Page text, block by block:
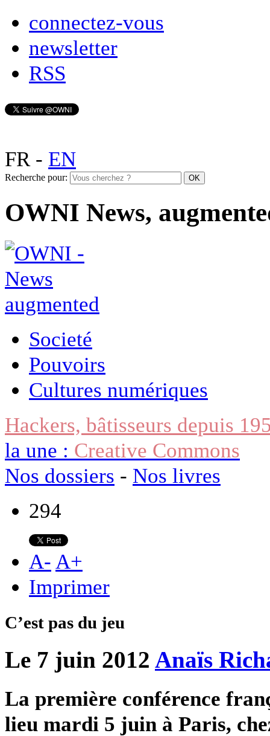
connectez-vous
newsletter
RSS
FR- EN
Recherche pour:
OWNI News,
Societé
Pouvoirs
Cultures numériques
Hackers, bâtisseurs depuis
la une : Creative Commons
Nos dossiers - Nos livres
294
A- A+
Imprimer
C’est pas du jeu
Le 7 juin 2012 Anaïs
La première conférence
lieu mardi 5 juin à Paris,